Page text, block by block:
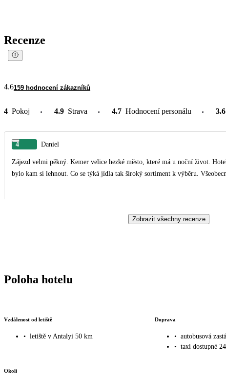
Recenze
4.6159 hodnocení zákazníků
4 Pokoj 4.9 Strava 4.7 Hodnocení personálu 3.6
4 Daniel
Zájezd velmi pěkný. Kemer velice hezké město, které má u noční život.
bylo kam si lehnout. Co se týká jídla tak široký sortiment k výběru.
Zobrazit všechny recenze
Poloha hotelu
Vzdálenost od letiště
• letiště v Antalyi 50 km
Doprava
• autobusová
• taxi dostupné
Okolí